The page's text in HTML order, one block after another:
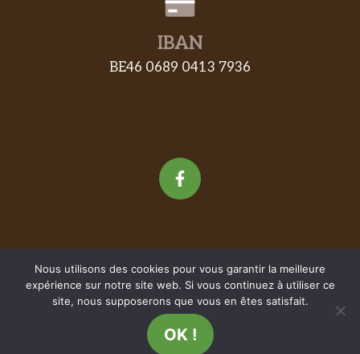
IBAN
BE46 0689 0413 7936
© 2026 CCSRV • Comité Culturel
Saint-Remacle - Verviers
Nous utilisons des cookies pour vous garantir la meilleure
expérience sur notre site web. Si vous continuez à utiliser ce
site, nous supposerons que vous en êtes satisfait.
OK !